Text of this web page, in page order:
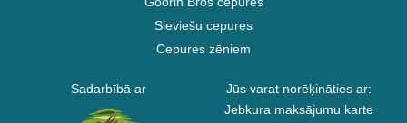
Sieviešu cepures
Cepures zēniem
Sadarbībā ar
Jūs varat norēķināties ar:
Jebkura maksājumu karte